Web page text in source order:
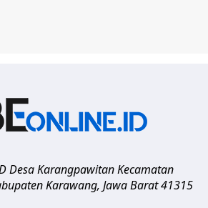
Desa Karangpawitan Kecamatan
Karawang, Jawa Barat 41315